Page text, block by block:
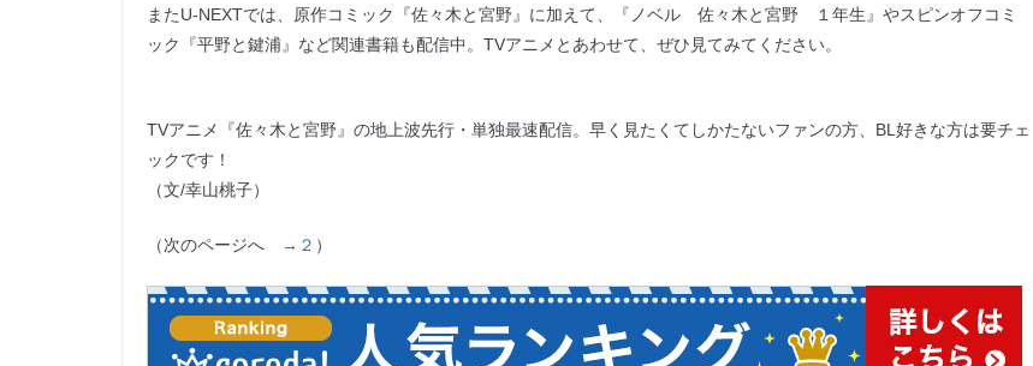
またU-NEXTでは、原作コミック『佐々木と宮野』に加えて、『ノベル 佐々木と宮野 １年生』やスピンオフコミ
ック『平野と鍵浦』など関連書籍も配信中。TVアニメとあわせて、ぜひ見てみてください。
TVアニメ『佐々木と宮野』の地上波先行・単独最速配信。早く見たくてしかたないファンの方、BL好きな方は要チェ
ックです！
（文/幸山桃子）
（次のページへ →２ ）